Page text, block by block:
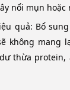
nổi mụn hoặc
quả: Bổ
không mang
thừa protein,